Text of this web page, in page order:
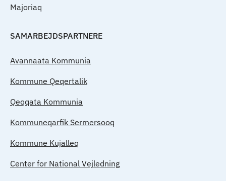
Majoriaq
SAMARBEJDSPARTNERE
Avannaata Kommunia
Kommune Qeqertalik
Qeqqata Kommunia
Kommuneqarfik Sermersooq
Kommune Kujalleq
Center for National Vejledning